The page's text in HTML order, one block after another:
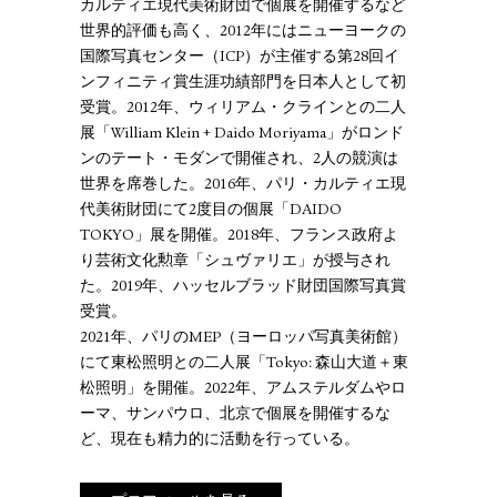
カルティエ現代美術財団で個展を開催するなど
世界的評価も高く、2012年にはニューヨークの
国際写真センター（ICP）が主催する第28回イ
ンフィニティ賞生涯功績部門を日本人として初
受賞。2012年、ウィリアム・クラインとの二人
展「William Klein + Daido Moriyama」がロンド
ンのテート・モダンで開催され、2人の競演は
世界を席巻した。2016年、パリ・カルティエ現
代美術財団にて2度目の個展「DAIDO
TOKYO」展を開催。2018年、フランス政府よ
り芸術文化勲章「シュヴァリエ」が授与され
た。2019年、ハッセルブラッド財団国際写真賞
受賞。
2021年、パリのMEP（ヨーロッパ写真美術館）
にて東松照明との二人展「Tokyo: 森山大道＋東
松照明」を開催。2022年、アムステルダムやロ
ーマ、サンパウロ、北京で個展を開催するな
ど、現在も精力的に活動を行っている。